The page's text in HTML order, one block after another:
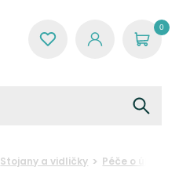
0
Stojany a vidličky Péče o úlovek